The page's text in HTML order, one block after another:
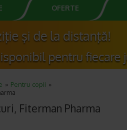
OFERTE
Pentru copii
Fiterman Pharma